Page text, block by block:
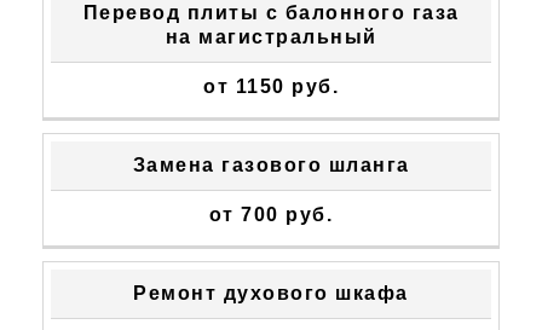
Перевод плиты с балонного газа
на магистральный
от 1150 руб.
Замена газового шланга
от 700 руб.
Ремонт духового шкафа